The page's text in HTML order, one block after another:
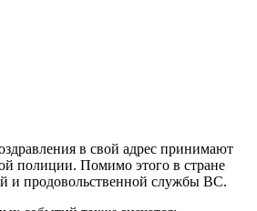
в свой адрес принимают
полиции. Помимо этого в стране
и продовольственной службы ВС.